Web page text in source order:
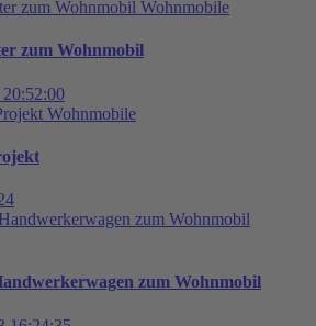
Wohnmobile
zum Wohnmobil
Wohnmobile
zum Wohnmobil